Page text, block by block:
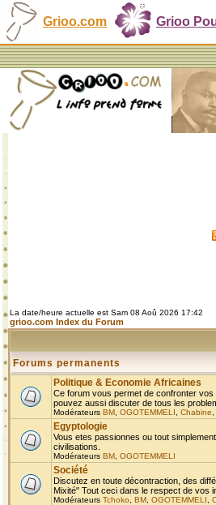
Grioo.com Grioo
La date/heure actuelle est Sam 08 Aoû 2026 17:42
grioo.com Index du Forum
Forums permanents
Politique & Economie Africaines
Ce forum vous permet de confronter
pouvez aussi discuter de tous les
Modérateurs BM OGOTEMMELI Chabine
Egyptologie
Vous etes passionnes ou tout
civilisations.
Modérateurs BM OGOTEMMELI
Société
Discutez en toute décontraction, des
Mixité" Tout ceci dans le respect de vos
Modérateurs Tchoko BM OGOTEMMELI